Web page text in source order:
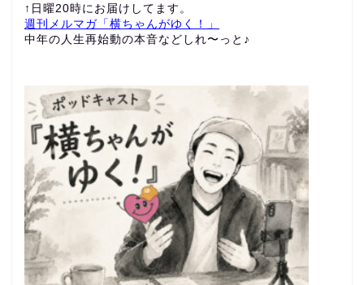
↑日曜20時にお届けしてます。
週刊メルマガ「横ちゃんがゆく！」
中年の人生再始動の本音などしれ〜っと♪